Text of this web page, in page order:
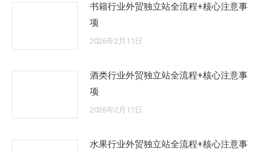
书籍行业外贸独立站全流程+核心注意事
项
2026年2月11日
酒类行业外贸独立站全流程+核心注意事
项
2026年2月11日
水果行业外贸独立站全流程+核心注意事